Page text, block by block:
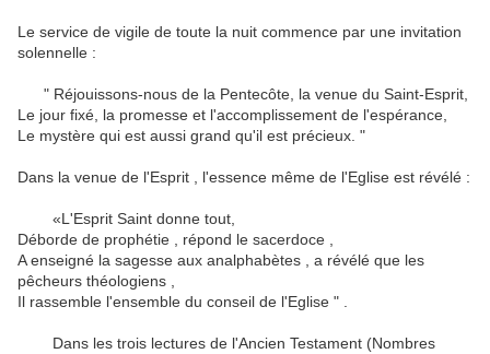
Le service de vigile de toute la nuit commence par une invitation
solennelle :
" Réjouissons-nous de la Pentecôte, la venue du Saint-Esprit,
Le jour fixé, la promesse et l'accomplissement de l'espérance,
Le mystère qui est aussi grand qu'il est précieux. "
Dans la venue de l'Esprit , l'essence même de l'Eglise est révélé :
«L'Esprit Saint donne tout,
Déborde de prophétie , répond le sacerdoce ,
A enseigné la sagesse aux analphabètes , a révélé que les
pêcheurs théologiens ,
Il rassemble l'ensemble du conseil de l'Eglise " .
Dans les trois lectures de l'Ancien Testament (Nombres